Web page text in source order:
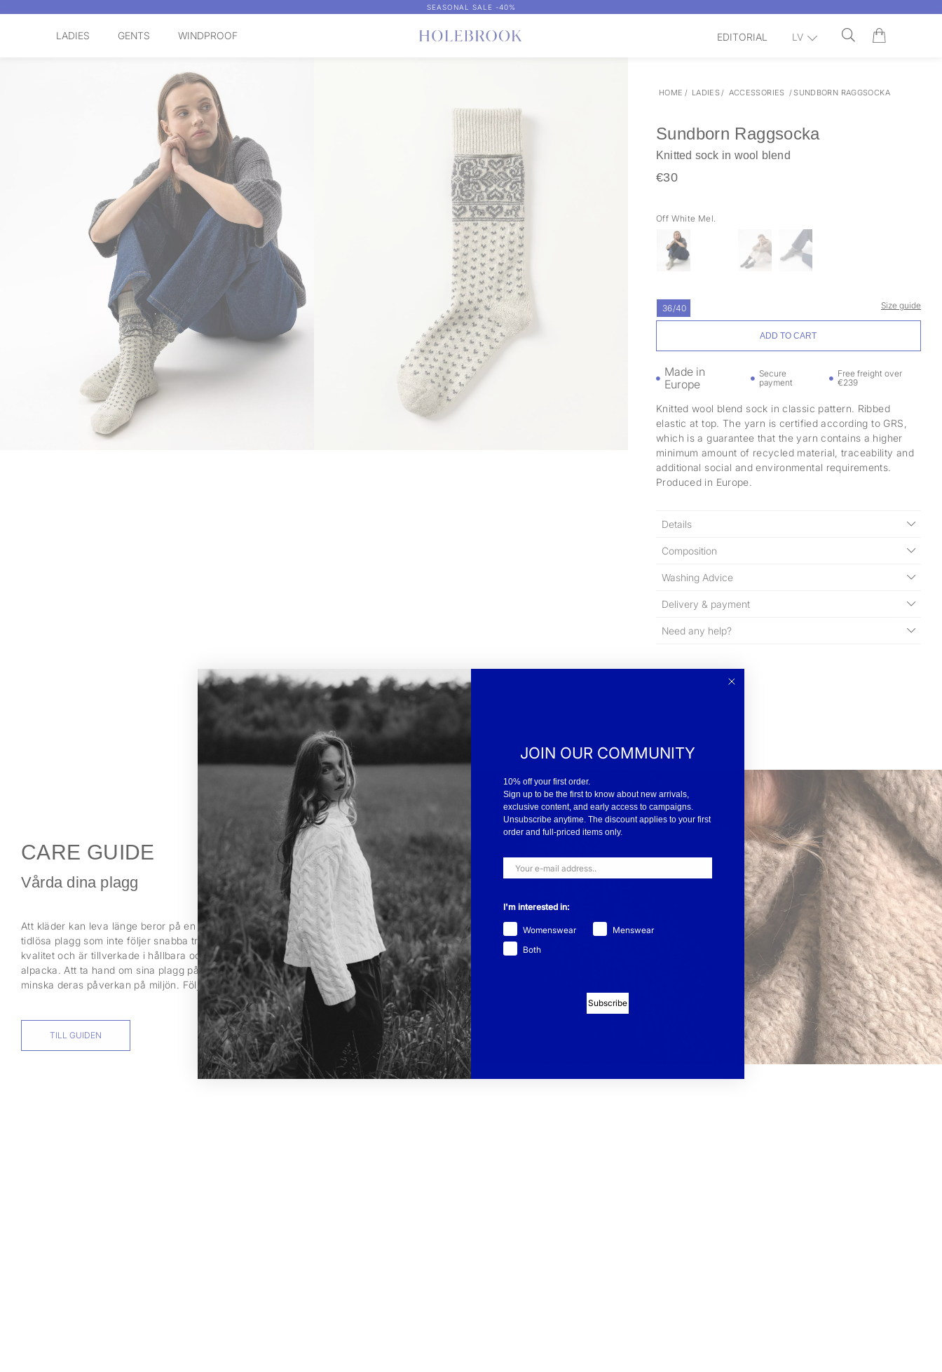
SEASONAL SALE -40%
LADIES GENTS WINDPROOF EDITORIAL LV
HOME / LADIES / ACCESSORIES /SUNDBORN RAGGSOCKA
Sundborn Raggsocka
Knitted sock in wool blend
€30
Off White Mel.
36/40 Size guide
ADD TO CART
Made in
Europe
Secure
payment
Free freight over
€239
Knitted wool blend sock in classic pattern. Ribbed
elastic at top. The yarn is certified according to GRS,
which is a guarantee that the yarn contains a higher
minimum amount of recycled material, traceability and
additional social and environmental requirements.
Produced in Europe.
Details
Composition
Washing Advice
Delivery & payment
Need any help?
CARE GUIDE
Vårda dina plagg
Att kläder kan leva länge beror på en rad aspekter. För oss innebär det att vi designar
tidlösa plagg som inte följer snabba trender. Det innebär också att att våra kläder har hög
kvalitet och är tillverkade i hållbara och naturliga material så som ull, bomull, mohair och
alpacka. Att ta hand om sina plagg på rätt sätt kan förlänga livslängden med flera år och
minska deras påverkan på miljön. Följ vår guide till hur du bästa tar hand om dina kläder.
TILL GUIDEN
JOIN OUR COMMUNITY
10% off your first order.
Sign up to be the first to know about new arrivals,
exclusive content, and early access to campaigns.
Unsubscribe anytime. The discount applies to your first
order and full-priced items only.
I'm interested in:
Womenswear
Menswear
Both
Subscribe